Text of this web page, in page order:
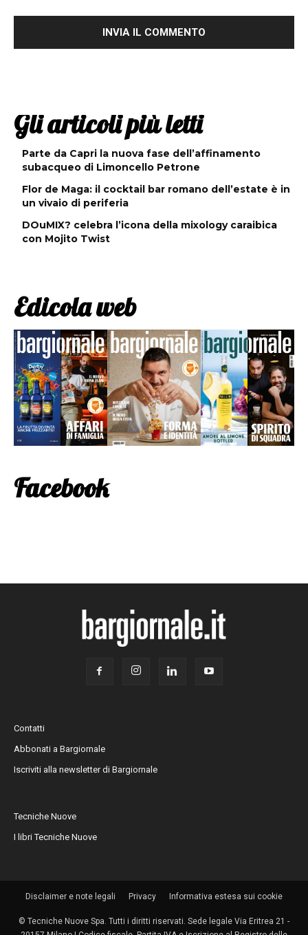
Gli articoli più letti
Parte da Capri la nuova fase dell’affinamento
subacqueo di Limoncello Petrone
Flor de Maga: il cocktail bar romano dell’estate è in
un vivaio di periferia
DOuMIX? celebra l’icona della mixology caraibica
con Mojito Twist
Edicola web
Facebook
Contatti
Abbonati a Bargiornale
Iscriviti alla newsletter di Bargiornale
Tecniche Nuove
I libri Tecniche Nuove
Disclaimer e note legali Privacy Informativa estesa sui cookie
© Tecniche Nuove Spa. Tutti i diritti riservati. Sede legale Via Eritrea 21 -